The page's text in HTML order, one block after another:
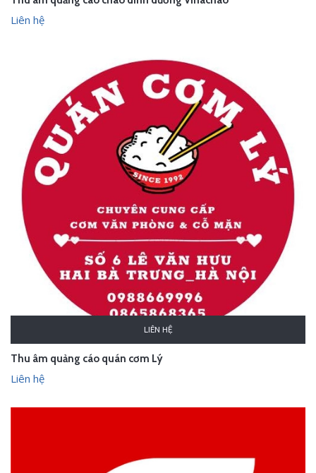
Liên hệ
LIÊN HỆ
Thu âm quảng cáo quán cơm Lý
Liên hệ